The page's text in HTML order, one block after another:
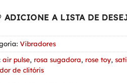
ADICIONE A LISTA DE
Vibradores
air pulse, rosa sugadora, rose toy,
de clitóris